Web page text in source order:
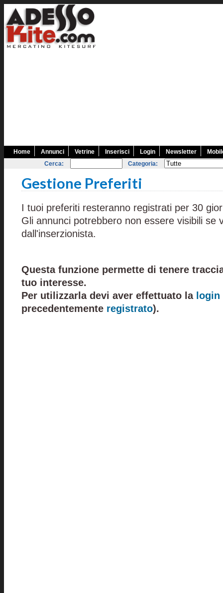
Home Annunci Vetrine Inserisci Login Newsletter
Cerca:
Categoria:
Gestione Preferiti
I tuoi preferiti resteranno registrati per 30
Gli annunci potrebbero non essere visibili se
dall'inserzionista.
Questa funzione permette di tenere
tuo interesse.
Per utilizzarla devi aver effettuato la login
precedentemente registrato).